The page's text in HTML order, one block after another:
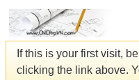
If this is your first visit,
clicking the link above.